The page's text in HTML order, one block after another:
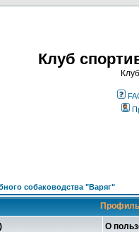
Клуб
собаководства "Варяг"
Профиль
О